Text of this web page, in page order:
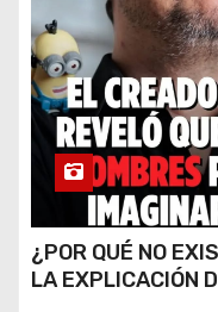
¿POR QUÉ NO
LA EXPLICACIÓN